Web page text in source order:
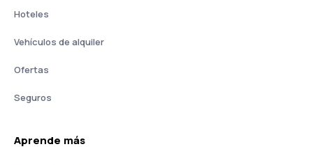
Hoteles
Vehículos de alquiler
Ofertas
Seguros
Aprende más